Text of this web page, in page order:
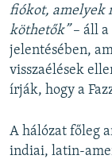
fiókot, amelyek
köthetők”– áll a
jelentésében,
visszaélések
írják, hogy a
A hálózat főleg
indiai, latin-